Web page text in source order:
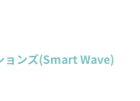
ョンズ(Smart Wave)